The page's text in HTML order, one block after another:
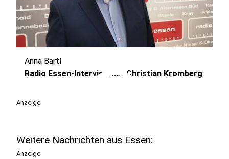
play_circle
Anna Bartl
Radio Essen-Interview mit Christian Kromberg
Anzeige
Weitere Nachrichten aus Essen:
Anzeige